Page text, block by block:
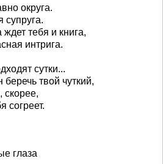
округа.
супруга.
тебя и книга,
интрига.
сутки...
твой чуткий,
скорее,
согреет.
глаза